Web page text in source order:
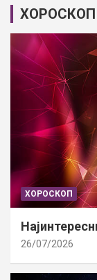
ХОРОСКОП
ХОРОСКОП
26/07/2026